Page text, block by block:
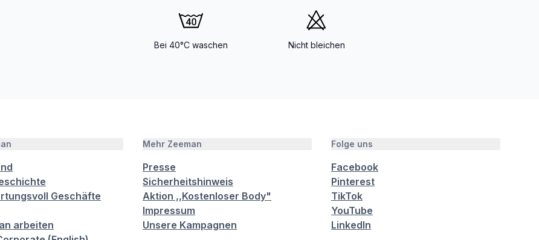
Bei 40°C waschen Nicht bleichen
Geschäfte
arbeiten
Mehr Zeeman
Presse
Sicherheitshinweis
Aktion ,,Kostenloser Body"
Impressum
Unsere Kampagnen
Folge uns
Facebook
Pinterest
TikTok
YouTube
LinkedIn